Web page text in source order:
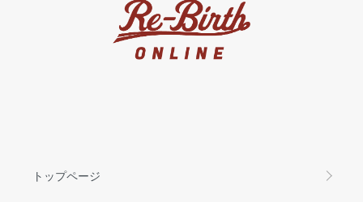
トップページ